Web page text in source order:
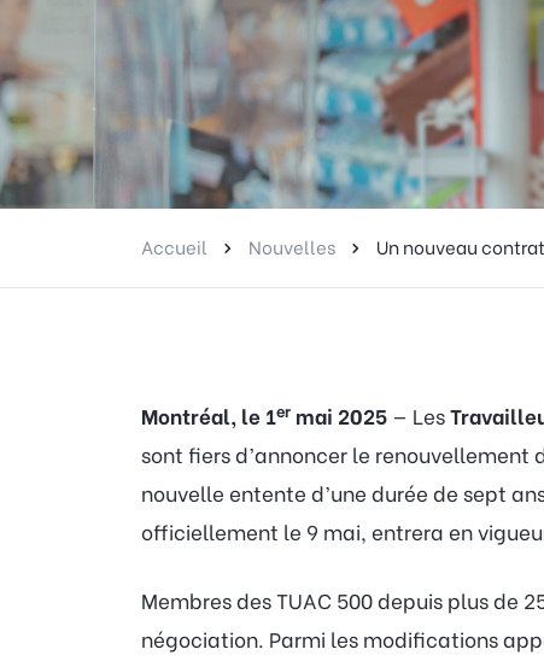
Accueil Nouvelles Un nouveau
Montréal, le 1er mai 2025 — Les
sont fiers d’annoncer le
nouvelle entente d’une durée de sept
officiellement le 9 mai, entrera en
Membres des TUAC 500 depuis plus de
négociation. Parmi les modifications